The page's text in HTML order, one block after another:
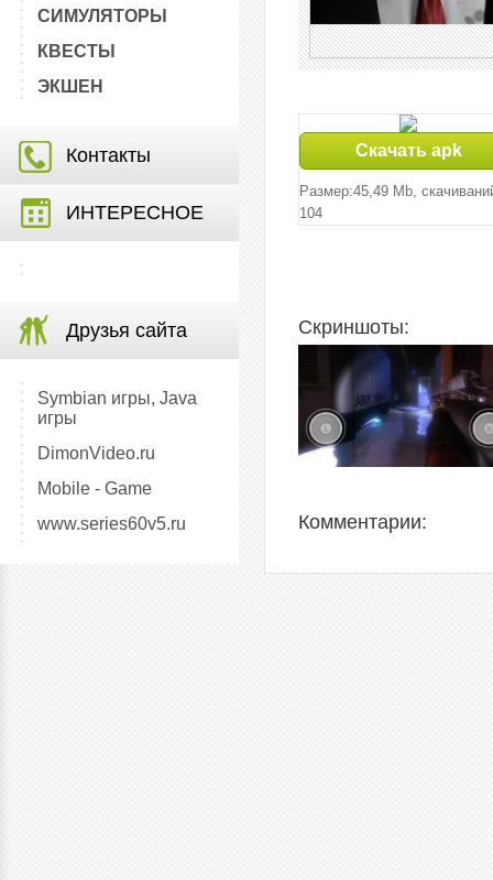
СИМУЛЯТОРЫ
КВЕСТЫ
ЭКШЕН
Контакты
ИНТЕРЕСНОЕ
Друзья сайта
Symbian игры, Java
игры
DimonVideo.ru
Mobile - Game
www.series60v5.ru
Скачать apk
Размер:45,49 Mb,
104
Скриншоты:
Комментарии: